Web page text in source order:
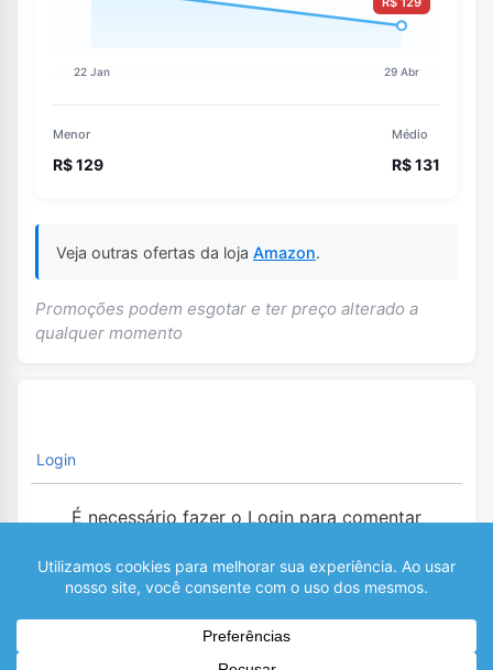
Menor
R$ 129
Médio
R$ 131
Veja outras ofertas da loja Amazon.
Promoções podem esgotar e ter preço alterado a
qualquer momento
Login
É necessário fazer o Login para comentar
0 COMENTÁRIOS